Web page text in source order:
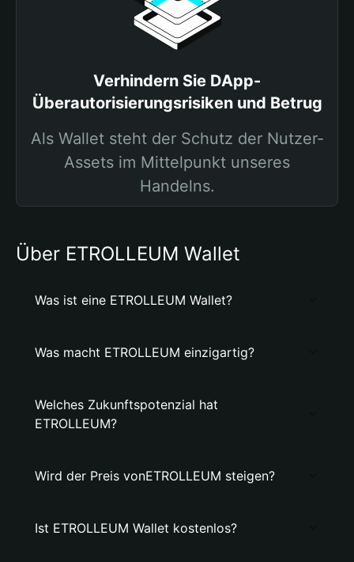
Verhindern Sie DApp-
Überautorisierungsrisiken und Betrug
Als Wallet steht der Schutz der Nutzer-
Assets im Mittelpunkt unseres
Handelns.
Über ETROLLEUM Wallet
Was ist eine ETROLLEUM Wallet?
Was macht ETROLLEUM einzigartig?
Welches Zukunftspotenzial hat
ETROLLEUM?
Wird der Preis vonETROLLEUM steigen?
Ist ETROLLEUM Wallet kostenlos?